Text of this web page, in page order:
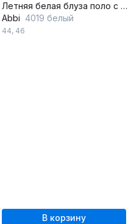
Летняя белая блуза поло с застежкой на планке
Abbi 4019 белый
44, 46
В корзину